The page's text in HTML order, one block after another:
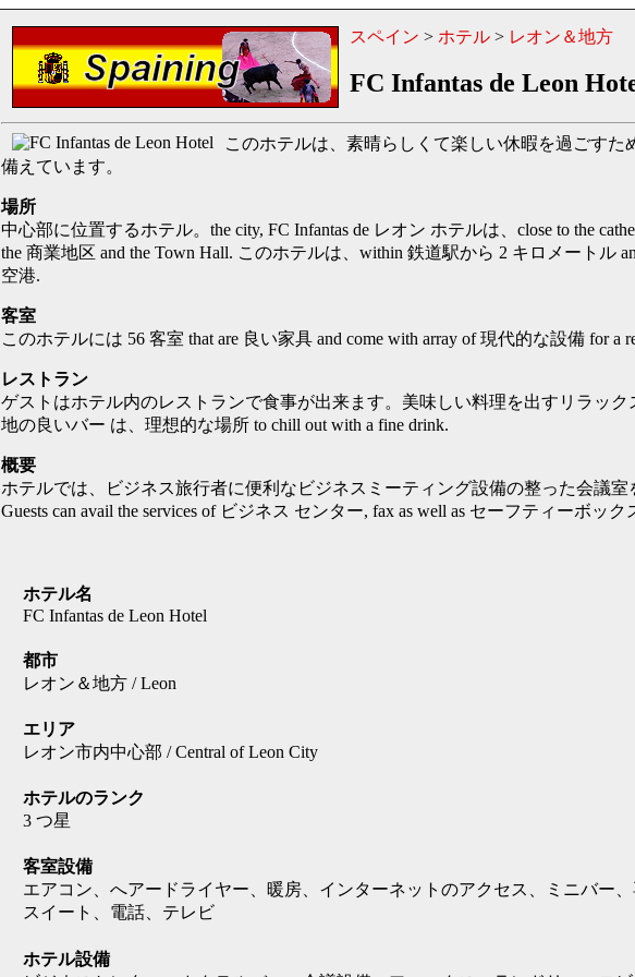
スペイン > ホテル> レオン＆地方
FC Infantas de Leon
このホテルは、素晴らしくて楽しい休暇を過ごすた
備えています。
場所
中心部に位置するホテル。the city, FC Infantas de レオン ホテルは、close to the
the 商業地区 and the Town Hall. このホテルは、within 鉄道駅から 2 キロメートル
空港.
客室
このホテルには 56 客室 that are 良い家具 and come with array of 現代的な設備 for a
レストラン
ゲストはホテル内のレストランで食事が出来ます。美味しい料理を出すリラック
地の良いバー は、理想的な場所 to chill out with a fine drink.
概要
ホテルでは、ビジネス旅行者に便利なビジネスミーティング設備の整った会議室
Guests can avail the services of ビジネス センター, fax as well as セーフティーボック
ホテル名
FC Infantas de Leon Hotel
都市
レオン＆地方 / Leon
エリア
レオン市内中心部 / Central of Leon City
ホテルのランク
3 つ星
客室設備
エアコン、へアードライヤー、暖房、インターネットのアクセス、ミニバー
スイート、電話、テレビ
ホテル設備